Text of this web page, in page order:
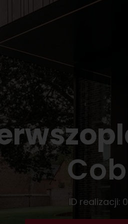
ID realizacji: